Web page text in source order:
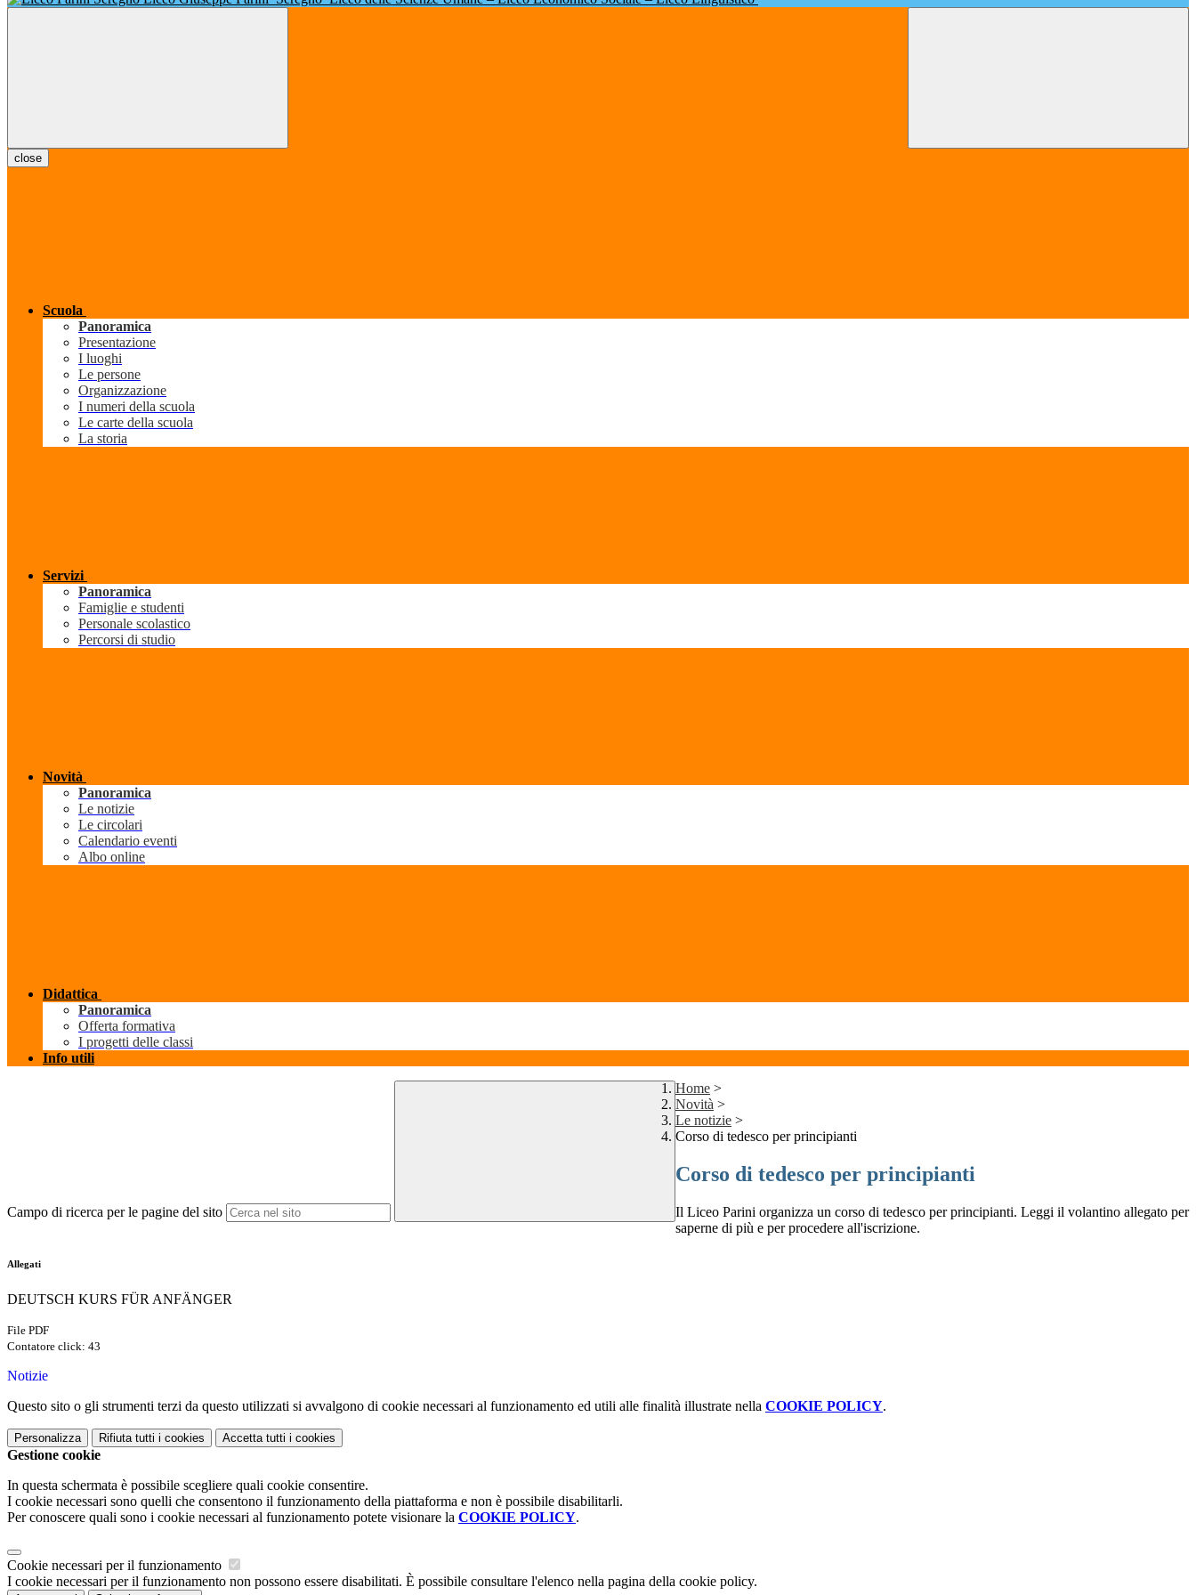
close
Scuola
Panoramica
Presentazione
I luoghi
Le persone
Organizzazione
I numeri della scuola
Le carte della scuola
La storia
Servizi
Panoramica
Famiglie e studenti
Personale scolastico
Percorsi di studio
Novità
Panoramica
Le notizie
Le circolari
Calendario eventi
Albo online
Didattica
Panoramica
Offerta formativa
I progetti delle classi
Info utili
Campo di ricerca per le pagine del sito
Home >
Novità >
Le notizie >
Corso di tedesco per principianti
Corso di tedesco per principianti
Il Liceo Parini organizza un corso di tedesco per principianti. Leggi il volantino allegato per
saperne di più e per procedere all'iscrizione.
Allegati
DEUTSCH KURS FÜR ANFÄNGER
File PDF
Contatore click: 43
Notizie
Questo sito o gli strumenti terzi da questo utilizzati si avvalgono di cookie necessari al funzionamento ed utili alle finalità illustrate nella COOKIE POLICY.
Personalizza Rifiuta tutti i cookies Accetta tutti i cookies
Gestione cookie
In questa schermata è possibile scegliere quali cookie consentire.
I cookie necessari sono quelli che consentono il funzionamento della piattaforma e non è possibile disabilitarli.
Per conoscere quali sono i cookie necessari al funzionamento potete visionare la COOKIE POLICY.
Cookie necessari per il funzionamento
I cookie necessari per il funzionamento non possono essere disabilitati. È possibile consultare l'elenco nella pagina della cookie policy.